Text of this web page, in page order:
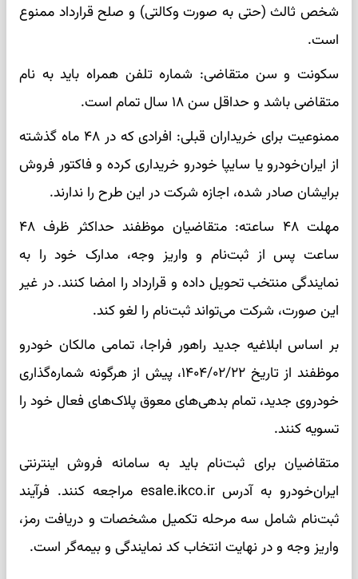
شخص ثالث (حتی به صورت وکالتی) و صلح قرارداد ممنوع
است.
سکونت و سن متقاضی: شماره تلفن همراه باید به نام
متقاضی باشد و حداقل سن ۱۸ سال تمام است.
ممنوعیت برای خریداران قبلی: افرادی که در ۴۸ ماه گذشته
از ایران‌خودرو یا سایپا خودرو خریداری کرده و فاکتور فروش
برایشان صادر شده، اجازه شرکت در این طرح را ندارند.
مهلت ۴۸ ساعته: متقاضیان موظفند حداکثر ظرف ۴۸
ساعت پس از ثبت‌نام و واریز وجه، مدارک خود را به
نمایندگی منتخب تحویل داده و قرارداد را امضا کنند. در غیر
این صورت، شرکت می‌تواند ثبت‌نام را لغو کند.
بر اساس ابلاغیه جدید راهور فراجا، تمامی مالکان خودرو
موظفند از تاریخ ۱۴۰۴/۰۲/۲۲، پیش از هرگونه شماره‌گذاری
خودروی جدید، تمام بدهی‌های معوق پلاک‌های فعال خود را
تسویه کنند.
متقاضیان برای ثبت‌نام باید به سامانه فروش اینترنتی
ایران‌خودرو به آدرس esale.ikco.ir مراجعه کنند. فرآیند
ثبت‌نام شامل سه مرحله تکمیل مشخصات و دریافت رمز،
واریز وجه و در نهایت انتخاب کد نمایندگی و بیمه‌گر است.